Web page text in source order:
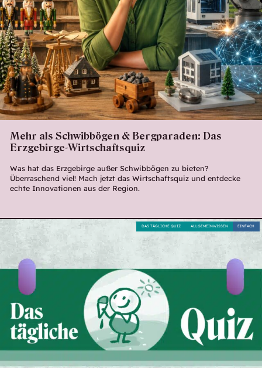
Mehr als Schwibbögen & Bergparaden: Das
Erzgebirge-Wirtschaftsquiz
Was hat das Erzgebirge außer Schwibbögen zu bieten?
Überraschend viel! Mach jetzt das Wirtschaftsquiz und entdecke
echte Innovationen aus der Region.
EINFACH
ALLGEMEINWISSEN
DAS TÄGLICHE QUIZ